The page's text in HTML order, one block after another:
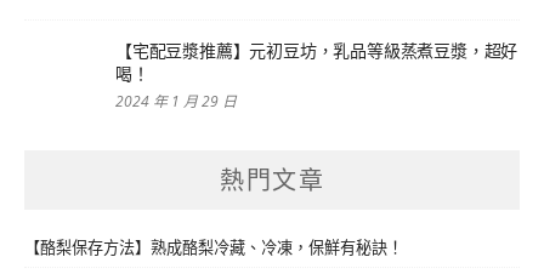
【宅配豆漿推薦】元初豆坊，乳品等級蒸煮豆漿，超好
喝！
2024 年 1 月 29 日
熱門文章
【酪梨保存方法】熟成酪梨冷藏、冷凍，保鮮有秘訣！